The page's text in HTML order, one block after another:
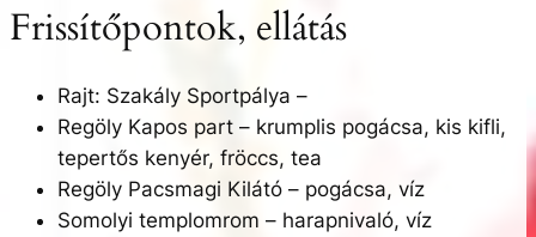
Frissítőpontok, ellátás
Rajt: Szakály Sportpálya –
Regöly Kapos part – krumplis pogácsa, kis kifli,
tepertős kenyér, fröccs, tea
Regöly Pacsmagi Kilátó – pogácsa, víz
Somolyi templomrom – harapnivaló, víz